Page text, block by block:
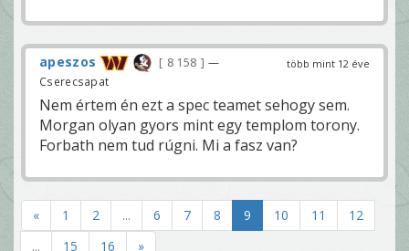
több mint 12 éve
apeszos 8 158
—
Cserecsapat
Nem értem én ezt a spec teamet sehogy sem.
Morgan olyan gyors mint egy templom torony.
Forbath nem tud rúgni. Mi a fasz van?
« 1 2 ... 6 7 8 9 10 11
12
...
15 16 »